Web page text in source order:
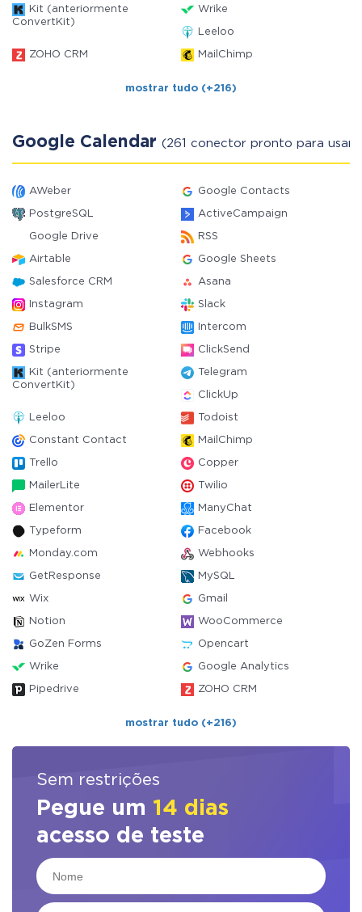
Kit (anteriormente
ConvertKit)
Wrike
Leeloo
ZOHO CRM MailChimp
mostrar tudo (+216)
Google Calendar (261 conector pronto para usar)
AWeber Google Contacts
PostgreSQL ActiveCampaign
Google Drive RSS
Airtable Google Sheets
Salesforce CRM Asana
Instagram Slack
BulkSMS Intercom
Stripe ClickSend
Kit (anteriormente
ConvertKit)
Telegram
ClickUp
Leeloo Todoist
Constant Contact MailChimp
Trello Copper
MailerLite Twilio
Elementor ManyChat
Typeform Facebook
Monday.com Webhooks
GetResponse MySQL
Wix Gmail
Notion WooCommerce
GoZen Forms Opencart
Wrike Google Analytics
Pipedrive ZOHO CRM
mostrar tudo (+216)
Sem restrições
Pegue um 14 dias
acesso de teste